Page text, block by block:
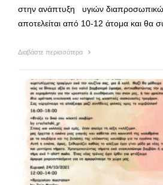
στην ανάπτυξη υγιών
αποτελείται από 10-12 άτομα και θα
Διαβάστε περισσότερα